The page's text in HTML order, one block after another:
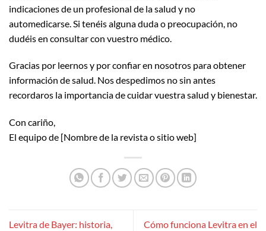
indicaciones de un profesional de la salud y no
automedicarse. Si tenéis alguna duda o preocupación, no
dudéis en consultar con vuestro médico.
Gracias por leernos y por confiar en nosotros para obtener
información de salud. Nos despedimos no sin antes
recordaros la importancia de cuidar vuestra salud y bienestar.
Con cariño,
El equipo de [Nombre de la revista o sitio web]
Levitra de Bayer: historia,
Cómo funciona Levitra en el